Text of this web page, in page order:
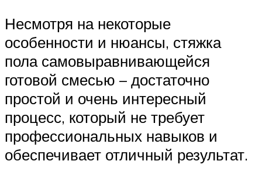
Несмотря на некоторые
особенности и нюансы, стяжка
пола самовыравнивающейся
готовой смесью – достаточно
простой и очень интересный
процесс, который не требует
профессиональных навыков и
обеспечивает отличный результат.